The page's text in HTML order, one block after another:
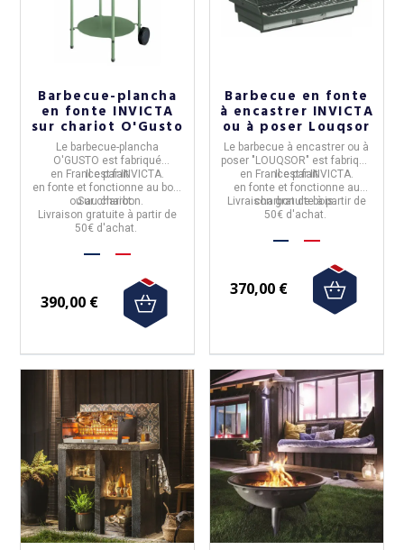
Barbecue-plancha
en fonte INVICTA
sur chariot O'Gusto
Le barbecue-plancha
O'GUSTO est fabriqué
en FranceparINVICTA.
Il est fait
enfonte et fonctionne au bois
ou au charbon.
Sur chariot.
Livraison gratuite à partir de
50€ d'achat.
390,00 €
Barbecue en fonte
à encastrer INVICTA
ou à poser Louqsor
Le barbecue à encastrer ou à
poser "LOUQSOR" est fabriqué
en FranceparINVICTA.
Il est fait
en fonteet fonctionne au
charbon de bois.
Livraison gratuite à partir de
50€ d'achat.
370,00 €